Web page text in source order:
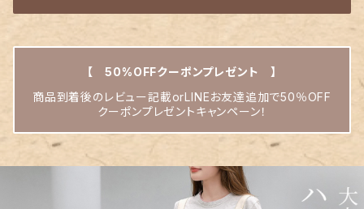
【 50%OFFクーポンプレゼント 】
商品到着後のレビュー記載orLINEお友達追加で50％OFF
クーポンプレゼントキャンペーン！